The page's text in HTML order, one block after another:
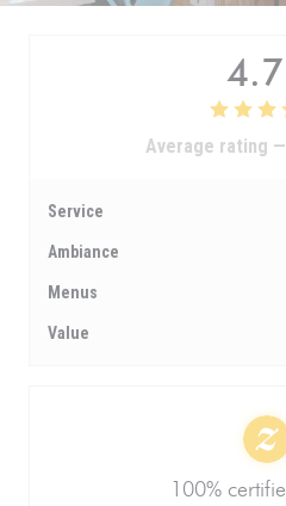
4.7
Average rating —
Service
Ambiance
Menus
Value
100%